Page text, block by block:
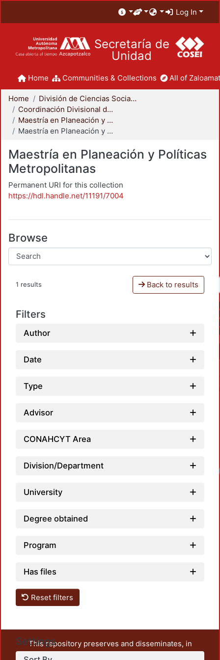
Log In
Secretaría de
Unidad
Home Communities & Collections All of
Home
División de Ciencias Sociales y Humanidades
Coordinación Divisional de Posgrado
Maestría en Planeación y Políticas Metropolitanas
Maestría en Planeación y Políticas Metropolitanas
Maestría en Planeación y Políticas
Metropolitanas
Permanent URI for this collection
https://hdl.handle.net/11191/7004
Browse
1 results Back to results
Filters
Author
Date
Type
Advisor
CONAHCYT Area
Division/Department
University
Degree obtained
Program
Has files
Reset filters
Settings
This repository preserves and disseminates, in
unrestricted open access, the teaching and research